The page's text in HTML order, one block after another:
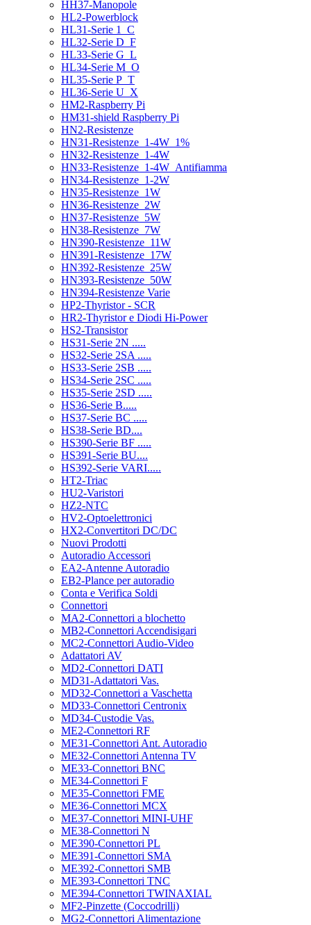
HH37-Manopole
HL2-Powerblock
HL31-Serie 1_C
HL32-Serie D_F
HL33-Serie G_L
HL34-Serie M_O
HL35-Serie P_T
HL36-Serie U_X
HM2-Raspberry Pi
HM31-shield Raspberry Pi
HN2-Resistenze
HN31-Resistenze_1-4W_1%
HN32-Resistenze_1-4W
HN33-Resistenze_1-4W_Antifiamma
HN34-Resistenze_1-2W
HN35-Resistenze_1W
HN36-Resistenze_2W
HN37-Resistenze_5W
HN38-Resistenze_7W
HN390-Resistenze_11W
HN391-Resistenze_17W
HN392-Resistenze_25W
HN393-Resistenze_50W
HN394-Resistenze Varie
HP2-Thyristor - SCR
HR2-Thyristor e Diodi Hi-Power
HS2-Transistor
HS31-Serie 2N .....
HS32-Serie 2SA .....
HS33-Serie 2SB .....
HS34-Serie 2SC .....
HS35-Serie 2SD .....
HS36-Serie B.....
HS37-Serie BC .....
HS38-Serie BD....
HS390-Serie BF .....
HS391-Serie BU....
HS392-Serie VARI.....
HT2-Triac
HU2-Varistori
HZ2-NTC
HV2-Optoelettronici
HX2-Convertitori DC/DC
Nuovi Prodotti
Autoradio Accessori
EA2-Antenne Autoradio
EB2-Plance per autoradio
Conta e Verifica Soldi
Connettori
MA2-Connettori a blochetto
MB2-Connettori Accendisigari
MC2-Connettori Audio-Video
Adattatori AV
MD2-Connettori DATI
MD31-Adattatori Vas.
MD32-Connettori a Vaschetta
MD33-Connettori Centronix
MD34-Custodie Vas.
ME2-Connettori RF
ME31-Connettori Ant. Autoradio
ME32-Connettori Antenna TV
ME33-Connettori BNC
ME34-Connettori F
ME35-Connettori FME
ME36-Connettori MCX
ME37-Connettori MINI-UHF
ME38-Connettori N
ME390-Connettori PL
ME391-Connettori SMA
ME392-Connettori SMB
ME393-Connettori TNC
ME394-Connettori TWINAXIAL
MF2-Pinzette (Coccodrilli)
MG2-Connettori Alimentazione